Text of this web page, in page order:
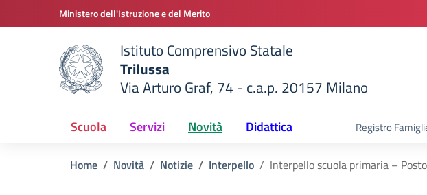
Vai ai contenuti
Vai al menu di navigazioneMinistero dell'Istruzione e del Merito
scuola
Istituto Comprensivo Statale
Trilussa
Via Arturo Graf, 74 - c.a.p. 20157 Milano
Scuola Servizi Novità Didattica Registro
Home Novità Notizie Interpello Interpello scuola primaria –